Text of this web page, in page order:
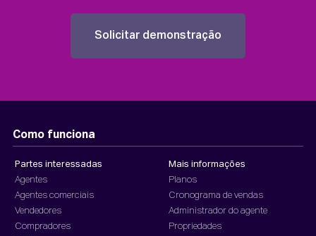
Solicitar demonstração
Como funciona
Partes interessadas
Agentes
Agentes comerciais
Vendedores
Compradores
Mais informações
Planos
Cronograma de vendas
Administrador do agente
Propriedades